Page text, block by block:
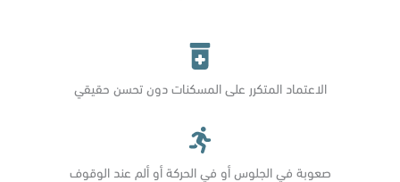
الاعتماد المتكرر على المسكنات دون تحسن حقيقي
صعوبة في الجلوس أو في الحركة أو ألم عند الوقوف